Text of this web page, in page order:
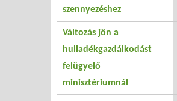
szennyezéshez
Változás jön a
hulladékgazdálkodást
felügyelő
minisztériumnál